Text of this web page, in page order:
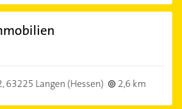
63225 Langen (Hessen) 2,6 km